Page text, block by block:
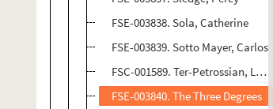
FSE-003838. Sola, Catherine
FSE-003839. Sotto Mayer, Carlos
FSC-001589. Ter-Petrossian, Lévon
FSE-003840. The Three Degrees